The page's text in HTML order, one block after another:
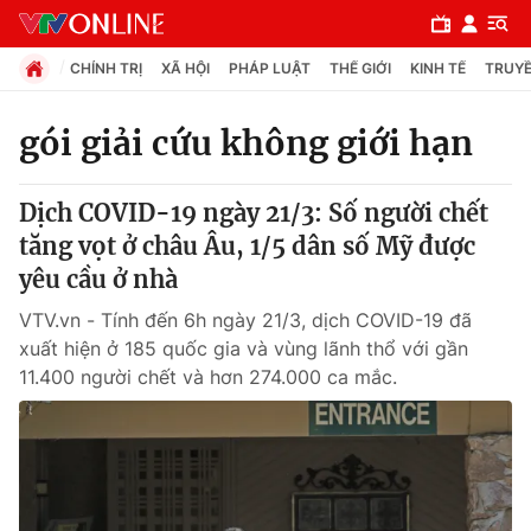
Chuyên mục
Chính trị
Pháp luật
Y tế
CHÍNH TRỊ XÃ HỘI PHÁP LUẬT THẾ GIỚI KINH TẾ
gói giải cứu không giới hạn
Dịch COVID-19 ngày 21/3: Số người chết
tăng vọt ở châu Âu, 1/5 dân số Mỹ được
yêu cầu ở nhà
VTV.vn - Tính đến 6h ngày 21/3, dịch COVID-19 đã
xuất hiện ở 185 quốc gia và vùng lãnh thổ với gần
11.400 người chết và hơn 274.000 ca mắc.